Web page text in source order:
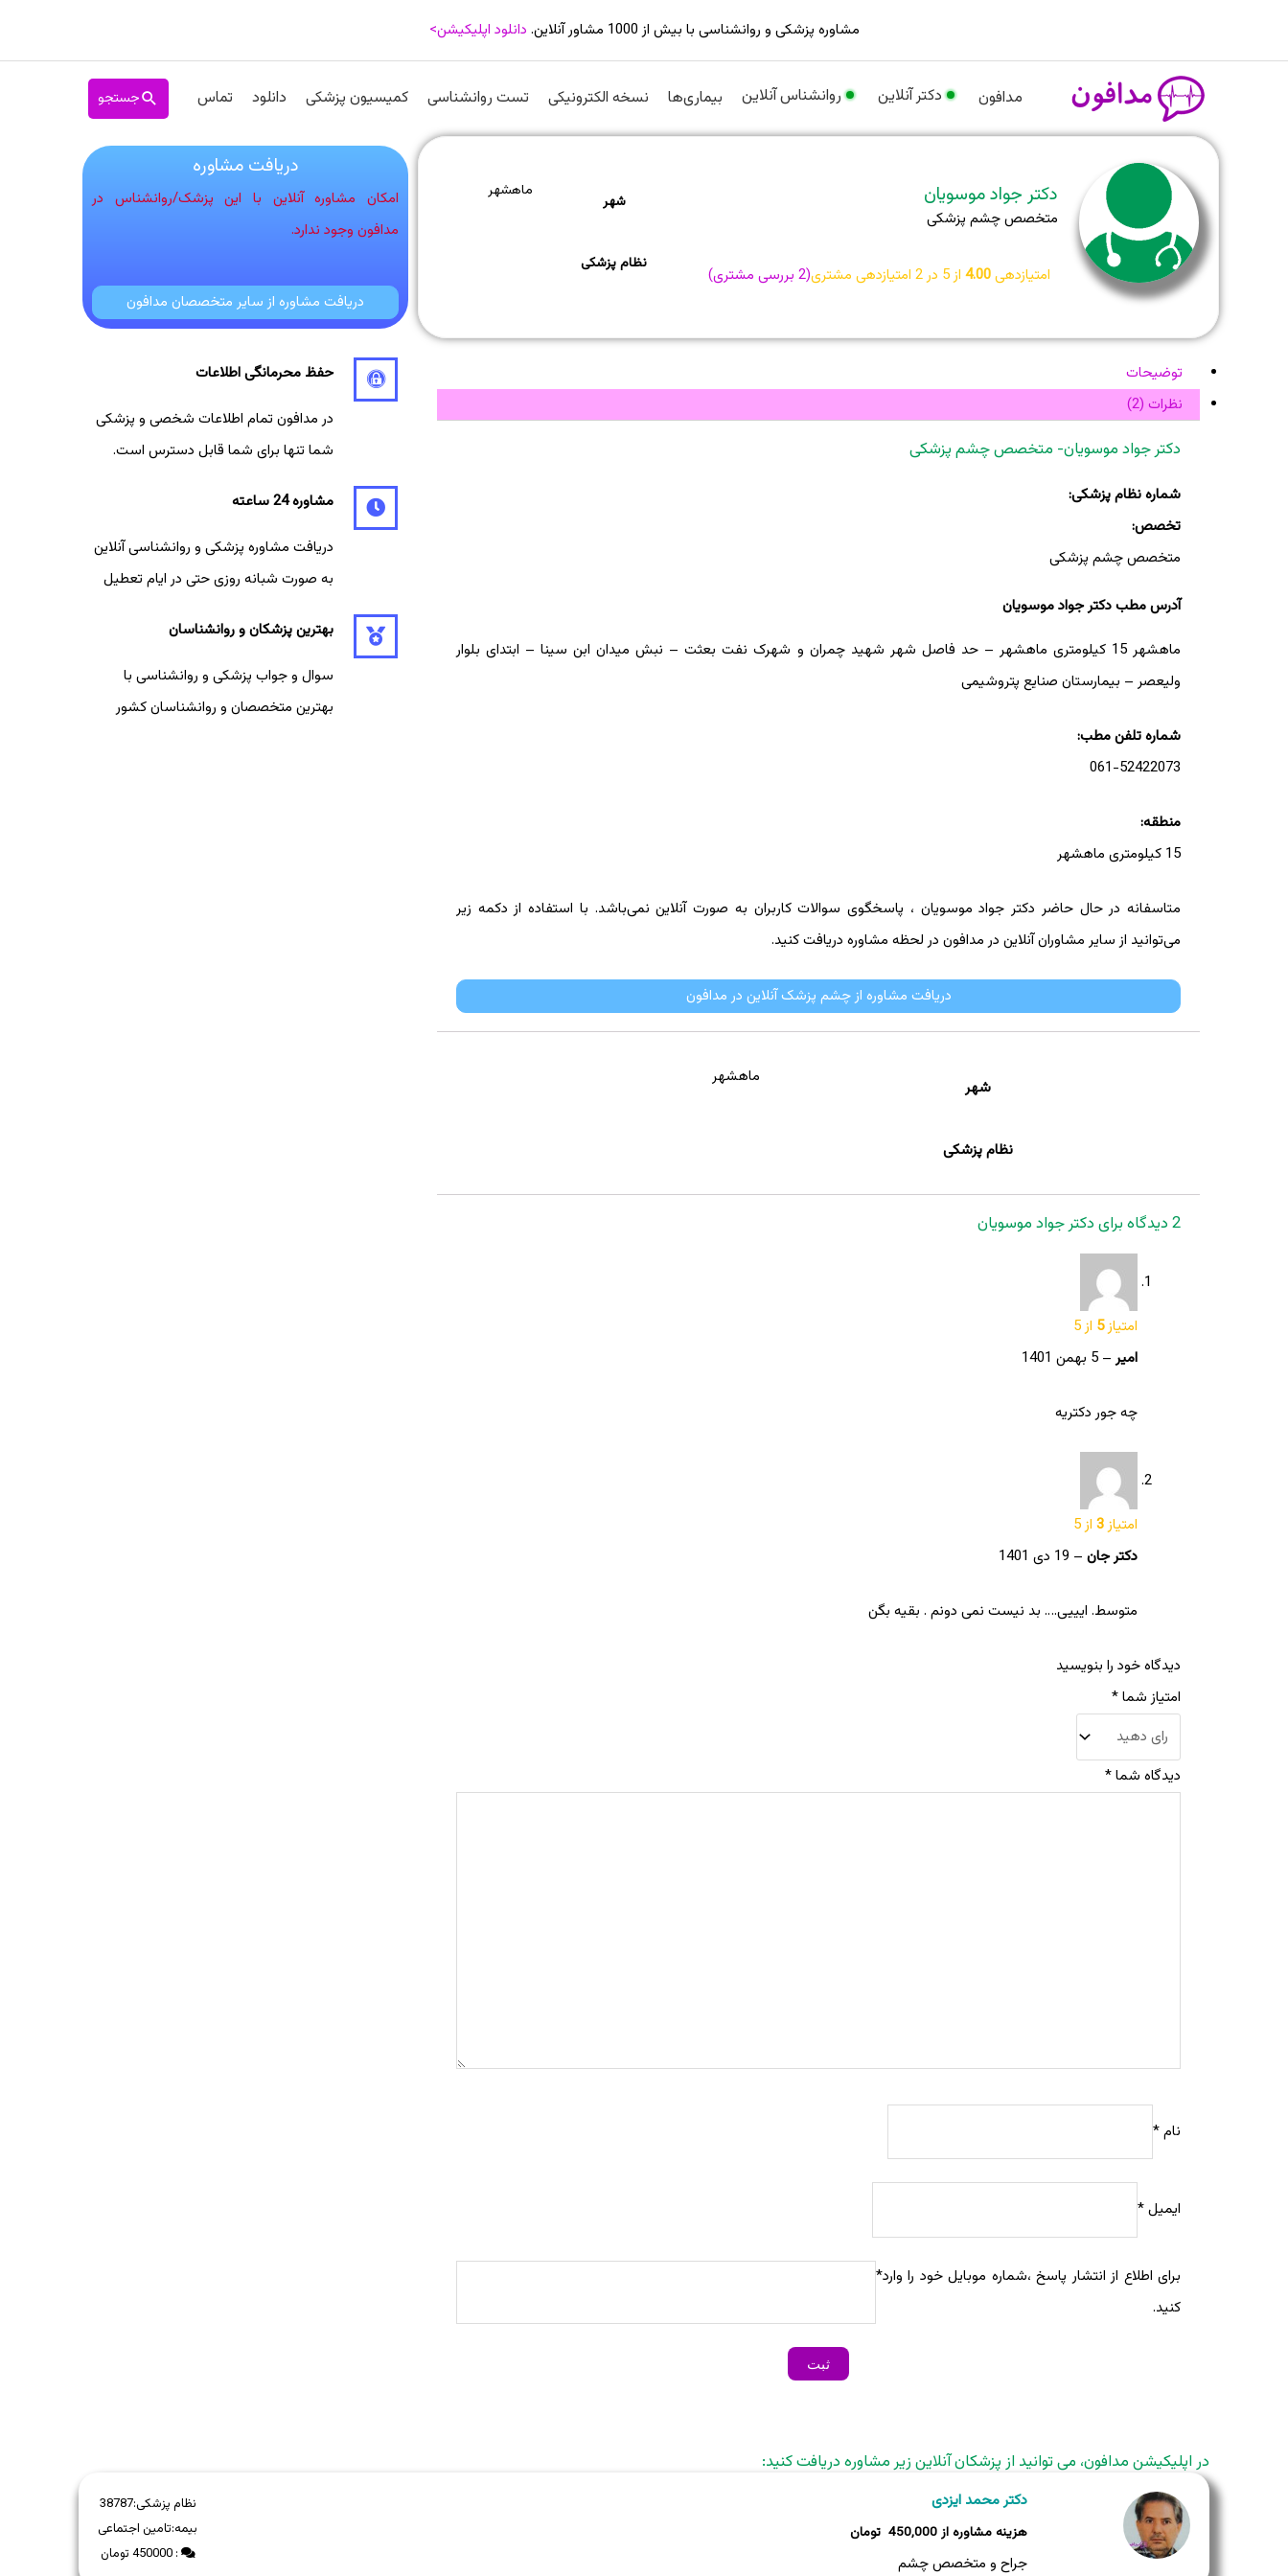
مشاوره پزشکی و روانشناسی با بیش از 1000 مشاور آنلاین. دانلود اپلیکیشن>
مدافون دکتر آنلاین روانشناس آنلاین بیماری‌ها نسخه الکترونیکی تست روانشناسی کمیسیون پزشکی دانلود تماس جستجو
دکتر جواد موسویان
متخصص چشم پزشکی
امتیازدهی4.00از 5 در 2امتیازدهی مشتری(
2بررسی مشتری)
شهر
ماهشهر
نظام پزشکی
دریافت مشاوره
امکان مشاوره آنلاین با این پزشک/روانشناس در
مدافون وجود ندارد.
دریافت مشاوره از سایر متخصصان مدافون
توضیحات
نظرات (2)
دکتر جواد موسویان- متخصص چشم پزشکی
شماره نظام پزشکی:
تخصص:
متخصص چشم پزشکی
آدرس مطب دکتر جواد موسویان
ماهشهر 15 کیلومتری ماهشهر – حد فاصل شهر شهید چمران و شهرک نفت بعثت – نبش میدان ابن سینا – ابتدای بلوار
ولیعصر – بیمارستان صنایع پتروشیمی
شماره تلفن مطب:
061-52422073
منطقه:
15 کیلومتری ماهشهر
متاسفانه در حال حاضر دکتر جواد موسویان ، پاسخگوی سوالات کاربران به صورت آنلاین نمی‌باشد. با استفاده از دکمه زیر
می‌توانید از سایر مشاوران آنلاین در مدافون در لحظه مشاوره دریافت کنید.
دریافت مشاوره از چشم پزشک آنلاین در مدافون
شهر
ماهشهر
نظام پزشکی
2 دیدگاه برای دکتر جواد موسویان
امتیاز5 از 5
امیر– 5 بهمن 1401
چه جور دکتریه
امتیاز3 از 5
دکتر جان – 19 دی 1401
متوسط. ایییی…. بد نیست نمی دونم . بقیه بگن
دیدگاه خود را بنویسید
امتیاز شما*
دیدگاه شما*
نام*
ایمیل*
برای اطلاع از انتشار پاسخ ،شماره موبایل خود را وارد
کنید.
*
حفظ محرمانگی اطلاعات
در مدافون تمام اطلاعات شخصی و پزشکی
شما تنها برای شما قابل دسترس است.
مشاوره 24 ساعته
دریافت مشاوره پزشکی و روانشناسی آنلاین
به صورت شبانه روزی حتی در ایام تعطیل
بهترین پزشکان و روانشناسان
سوال و جواب پزشکی و روانشناسی با
بهترین متخصصان و روانشناسان کشور
در اپلیکیشن مدافون، می توانید از پزشکان آنلاین زیر مشاوره دریافت کنید:
نظام پزشکی:38787
بیمه:تامین اجتماعی
: 450000 تومان
دکتر محمد ایزدی
450,000
جراح و متخصص چشم